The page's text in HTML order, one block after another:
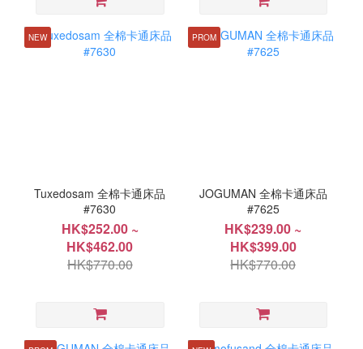
NEW
Tuxedosam 全棉卡通床品
#7630
HK$252.00 ~
HK$462.00
HK$770.00
PROM
JOGUMAN 全棉卡通床品
#7625
HK$239.00 ~
HK$399.00
HK$770.00